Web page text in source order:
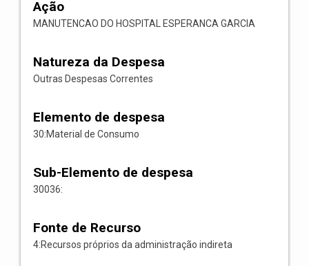
Ação
MANUTENCAO DO HOSPITAL ESPERANCA GARCIA
Natureza da Despesa
Outras Despesas Correntes
Elemento de despesa
30:Material de Consumo
Sub-Elemento de despesa
30036:
Fonte de Recurso
4:Recursos próprios da administração indireta